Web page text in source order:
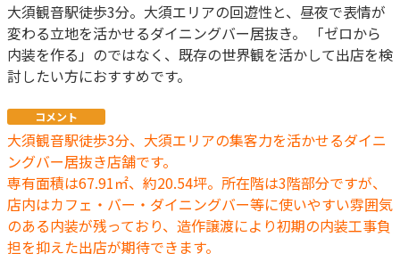
大須観音駅徒歩3分。大須エリアの回遊性と、昼夜で表情が
変わる立地を活かせるダイニングバー居抜き。 「ゼロから
内装を作る」のではなく、既存の世界観を活かして出店を検
討したい方におすすめです。
コメント
大須観音駅徒歩3分、大須エリアの集客力を活かせるダイニ
ングバー居抜き店舗です。
専有面積は67.91㎡、約20.54坪。所在階は3階部分ですが、
店内はカフェ・バー・ダイニングバー等に使いやすい雰囲気
のある内装が残っており、造作譲渡により初期の内装工事負
担を抑えた出店が期待できます。